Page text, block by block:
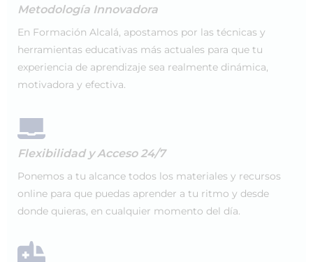
Metodología Innovadora
En Formación Alcalá, apostamos por las técnicas y
herramientas educativas más actuales para que tu
experiencia de aprendizaje sea realmente dinámica,
motivadora y efectiva.
Flexibilidad y Acceso 24/7
Ponemos a tu alcance todos los materiales y recursos
online para que puedas aprender a tu ritmo y desde
donde quieras, en cualquier momento del día.